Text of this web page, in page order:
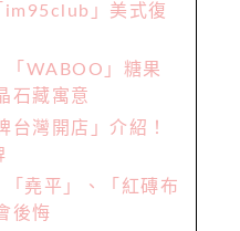
im95club」美式復
「WABOO」糖果
石藏寓意
灣開店」介紹！
堯平」、「紅磚布
後悔